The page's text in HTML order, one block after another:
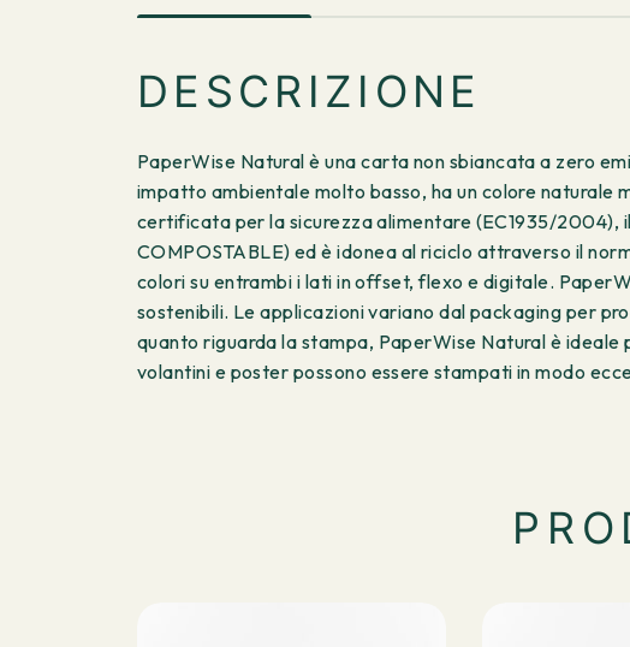
DESCRIZIONE
PaperWise Natural è una carta non sbiancata a zero
impatto ambientale molto basso, ha un colore naturale
certificata per la sicurezza alimentare (EC1935/2004),
COMPOSTABLE) ed è idonea al riciclo attraverso il
colori su entrambi i lati in offset, flexo e digitale.
sostenibili. Le applicazioni variano dal packaging per
quanto riguarda la stampa, PaperWise Natural è
volantini e poster possono essere stampati in modo